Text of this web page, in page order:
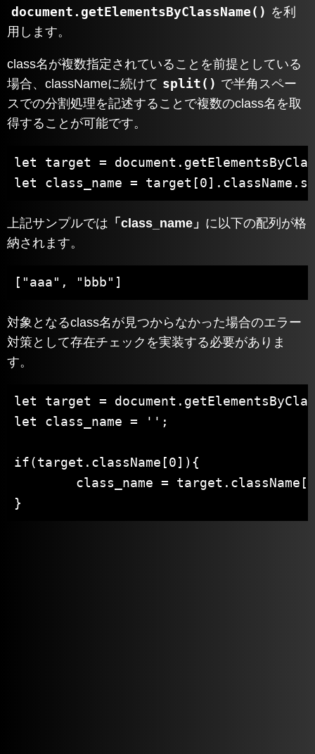
document.getElementsByClassName() を利
用します。
class名が複数指定されていることを前提としている
場合、classNameに続けて split() で半角スペー
スでの分割処理を記述することで複数のclass名を取
得することが可能です。
let target =
let class_name =
上記サンプルでは 「class_name」 に以下の配列が格
納されます。
["aaa", "bbb"]
対象となるclass名が見つからなかった場合のエラー
対策として存在チェックを実装する必要がありま
す。
let target =
let class_name = '';
if(target.className[0]){
}